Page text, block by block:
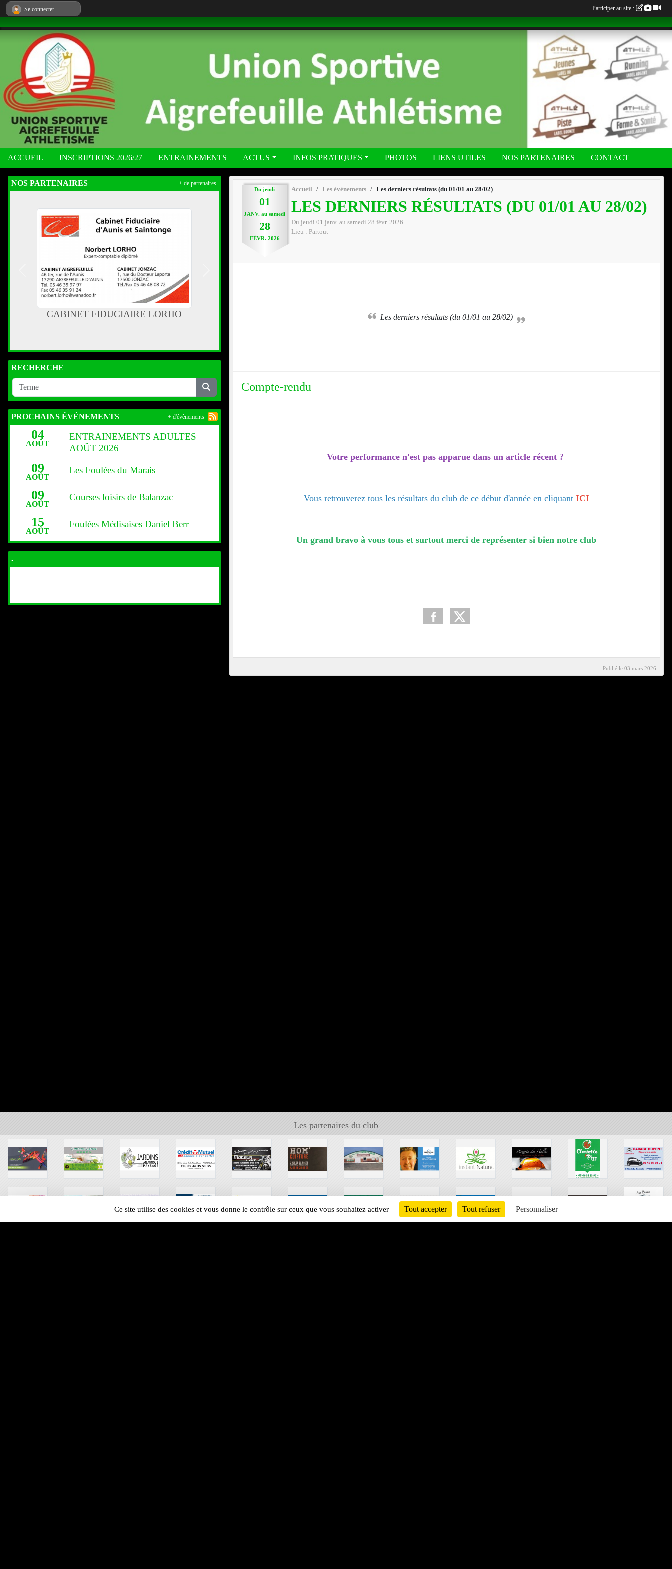
ACCUEIL INSCRIPTIONS 2026/27 ENTRAINEMENTS ACTUS INFOS PRATIQUES PHOTOS LIENS UTILES NOS PARTENAIRES CONTACT
Dujeudi
01
JANV. ausamedi
28
FÉVR. 2026
Accueil Les évènements Les derniers résultats (du 01/01 au 28/02)
LES DERNIERS RÉSULTATS (DU 01/01 AU 28/02)
Du jeudi 01 janv. au samedi 28 févr. 2026
Lieu : Partout
Les derniers résultats (du 01/01 au 28/02)
Compte-rendu
Votre performance n'est pas apparue dans un article récent ?
Vous retrouverez tous les résultats du club de ce début d'année en cliquant ICI
Un grand bravo à vous tous et surtout merci de représenter si bien notre club
Publié le 03 mars 2026
NOS PARTENAIRES
CABINET FIDUCIAIRE LORHO Ma Halle Gourmande - Maison Solbès
Précedent
+ de partenaires
RECHERCHE
PROCHAINS ÉVÉNEMENTS
04
AOÛT
ENTRAINEMENTS ADULTES
AOÛT 2026
09
AOÛT
Les Foulées du Marais
09
AOÛT
Courses loisirs de Balanzac
15
AOÛT
Foulées Médisaises Daniel Berr
+ d'évènements
.
Les partenaires du club
Se connecter Participer au site :
Panneau de gestion des cookies
Ce site utilise des cookies et vous donne le contrôle sur ceux que vous souhaitez activer Tout accepter Tout refuser Personnaliser